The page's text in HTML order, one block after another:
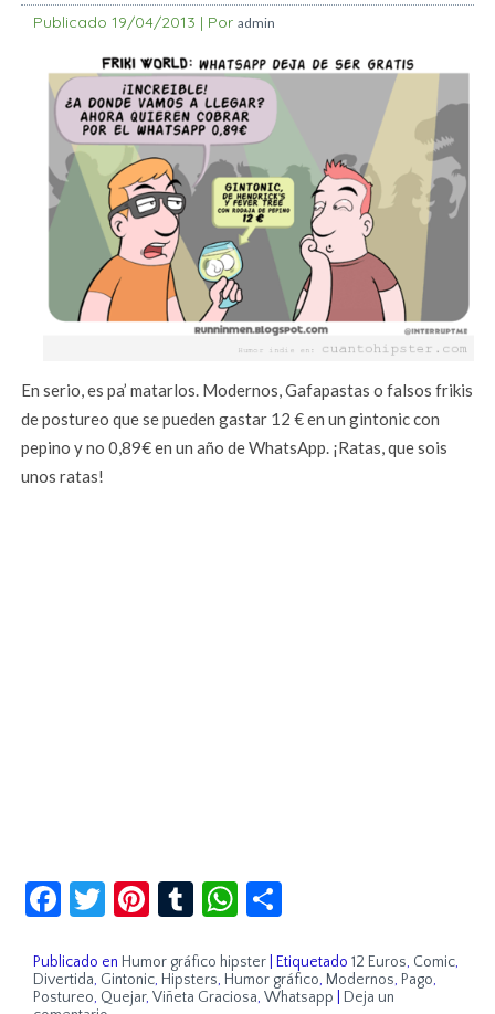
Publicado 19/04/2013 | Por admin
En serio, es pa’ matarlos. Modernos, Gafapastas o falsos frikis
de postureo que se pueden gastar 12 € en un gintonic con
pepino y no 0,89€ en un año de WhatsApp. ¡Ratas, que sois
unos ratas!
Facebook
Twitter
Pinterest
TumblrWhatsApp
Publicado en Humor gráfico hipster Etiquetado 12 Euros, Comic,
Divertida, Gintonic, Hipsters, Humor gráfico, Modernos, Pago,
Postureo, Quejar,Viñeta Graciosa,Whatsapp
Deja un